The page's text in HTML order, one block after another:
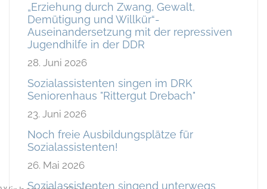
„Erziehung durch Zwang, Gewalt,
Demütigung und Willkür“-
Auseinandersetzung mit der repressiven
Jugendhilfe in der DDR
28. Juni 2026
Sozialassistenten singen im DRK
Seniorenhaus "Rittergut Drebach"
23. Juni 2026
Noch freie Ausbildungsplätze für
Sozialassistenten!
26. Mai 2026
Sozialassistenten singend unterwegs